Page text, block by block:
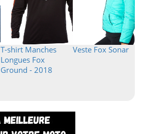
T-shirt Manches
Longues Fox
Ground - 2018
Veste Fox Sonar